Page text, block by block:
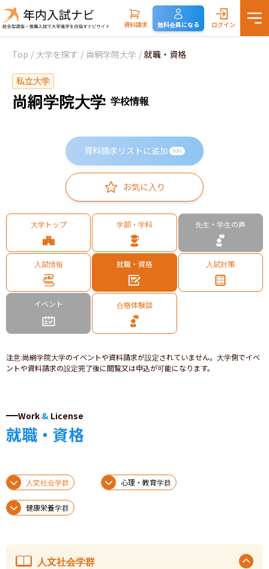
資料請求 無料会員になる ログイン
Top / 大学を探す / 尚絅学院大学 / 就職・資格
私立大学
尚絅学院大学 学校情報
資料請求リストに追加 無料
お気に入り
大学トップ 学部・学科 先生・学生の声
入試情報 就職・資格 入試対策
イベント 合格体験談
注意:尚絅学院大学のイベントや資料請求が設定されていません。大学側でイベ
ントや資料請求の設定完了後に閲覧又は申込が可能になります。
Work & License
就職・資格
人文社会学群 心理・教育学群
健康栄養学群
人文社会学群